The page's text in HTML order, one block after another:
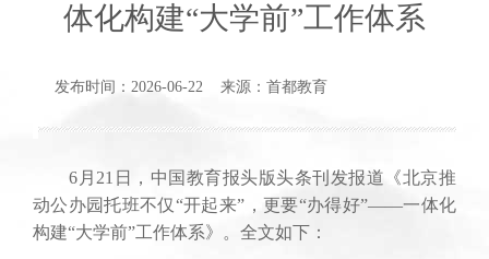
体化构建“大学前”工作体系
发布时间：2026-06-22 来源：首都教育
6月21日，中国教育报头版头条刊发报道《北京推
动公办园托班不仅“开起来”，更要“办得好”——一体化
构建“大学前”工作体系》。全文如下：